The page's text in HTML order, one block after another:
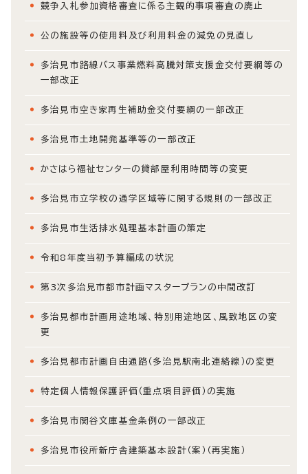
競争入札参加資格審査に係る主観的事項審査の廃止
公の施設等の使用料及び利用料金の減免の見直し
多治見市路線バス事業燃料高騰対策支援金交付要綱等の
一部改正
多治見市空き家再生補助金交付要綱の一部改正
多治見市土地開発基準等の一部改正
かさはら福祉センターの貸部屋利用時間等の変更
多治見市立学校の通学区域等に関する規則の一部改正
多治見市生活排水処理基本計画の策定
令和8年度当初予算編成の状況
第3次多治見市都市計画マスタープランの中間改訂
多治見都市計画用途地域、特別用途地区、風致地区の変
更
多治見都市計画自由通路（多治見駅南北連絡線）の変更
特定個人情報保護評価（重点項目評価）の実施
多治見市関谷文庫基金条例の一部改正
多治見市役所新庁舎建築基本設計（案）（再実施）